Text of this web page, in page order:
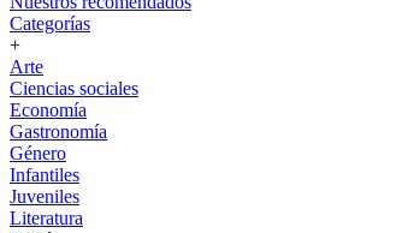
Categorías
+
Arte
Ciencias sociales
Economía
Gastronomía
Género
Infantiles
Juveniles
Literatura